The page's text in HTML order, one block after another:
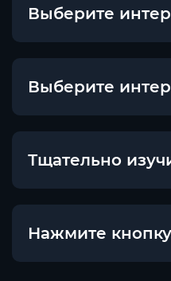
Выберите
Выберите
Тщательно
Нажмите